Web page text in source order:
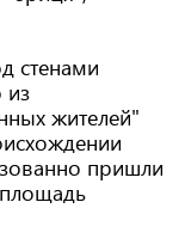
стенами
из
жителей"
пришли